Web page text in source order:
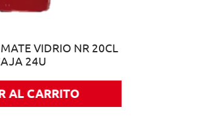
VIDRIO NR 20CL
24U
AL CARRITO